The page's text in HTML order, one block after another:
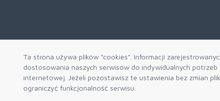
Ta strona używa plików "cookies". Informacji
dostosowania naszych serwisów do indywidualnych
internetowej. Jeżeli pozostawisz te ustawienia bez zmian
ograniczyć funkcjonalność serwisu.